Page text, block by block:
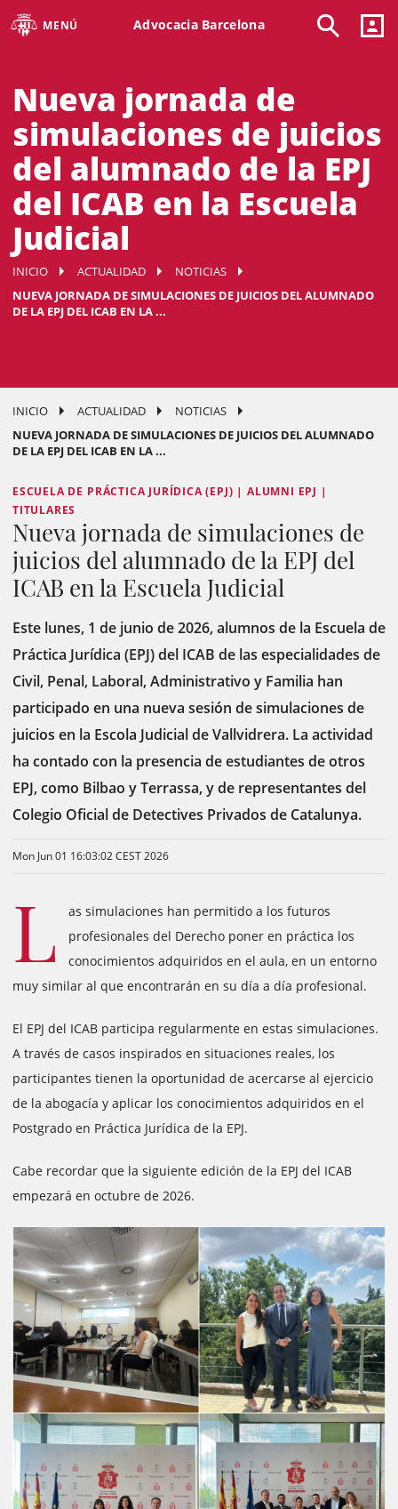
MENÚ Advocacia Barcelona
Nueva jornada de
simulaciones de juicios
del alumnado de la EPJ
del ICAB en la Escuela
Judicial
INICIO ACTUALIDAD
NOTICIAS
NUEVA JORNADA DE SIMULACIONES DE JUICIOS DEL ALUMNADO
DE LA EPJ DEL ICAB EN LA ...
INICIO ACTUALIDAD
NOTICIAS
NUEVA JORNADA DE SIMULACIONES DE JUICIOS DEL ALUMNADO
DE LA EPJ DEL ICAB EN LA ...
ESCUELA DE PRÁCTICA JURÍDICA (EPJ) | ALUMNI EPJ |
TITULARES
Nueva jornada de simulaciones de
juicios del alumnado de la EPJ del
ICAB en la Escuela Judicial
Este lunes, 1 de junio de 2026, alumnos de la Escuela de
Práctica Jurídica (EPJ) del ICAB de las especialidades de
Civil, Penal, Laboral, Administrativo y Familia han
participado en una nueva sesión de simulaciones de
juicios en la Escola Judicial de Vallvidrera. La actividad
ha contado con la presencia de estudiantes de otros
EPJ, como Bilbao y Terrassa, y de representantes del
Colegio Oficial de Detectives Privados de Catalunya.
Mon Jun 01 16:03:02 CEST 2026
L
as simulaciones han permitido a los futuros
profesionales del Derecho poner en práctica los
conocimientos adquiridos en el aula, en un entorno
muy similar al que encontrarán en su día a día profesional.
El EPJ del ICAB participa regularmente en estas simulaciones.
A través de casos inspirados en situaciones reales, los
participantes tienen la oportunidad de acercarse al ejercicio
de la abogacía y aplicar los conocimientos adquiridos en el
Postgrado en Práctica Jurídica de la EPJ.
Cabe recordar que la siguiente edición de la EPJ del ICAB
empezará en octubre de 2026.